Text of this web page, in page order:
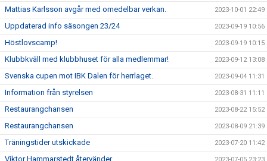
Mattias Karlsson avgår med omedelbar verkan. 2023-10-01 22:49
Uppdaterad info säsongen 23/24 2023-09-19 10:56
Höstlovscamp! 2023-09-19 10:15
Klubbkväll med klubbhuset för alla medlemmar! 2023-09-12 13:08
Svenska cupen mot IBK Dalen för herrlaget. 2023-09-04 11:31
Information från styrelsen 2023-08-31 11:11
Restaurangchansen 2023-08-22 15:52
Restaurangchansen 2023-08-09 21:39
Träningstider utskickade 2023-07-20 11:42
Viktor Hammarstedt återvänder